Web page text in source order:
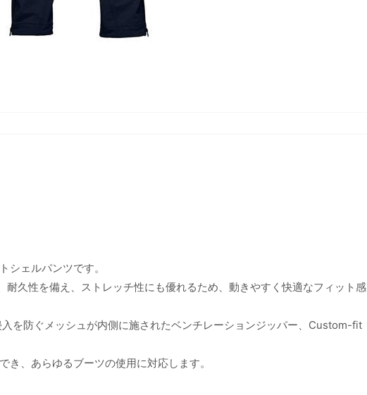
シェルパンツです。
久性を備え、ストレッチ性にも優れるため、動きやすく快適なフィット感
を防ぐメッシュが内側に施されたベンチレーションジッパー、Custom-fit
、あらゆるブーツの使用に対応します。